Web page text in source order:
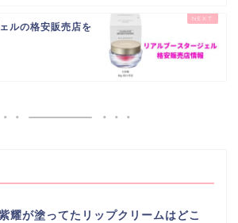
ルの格安販売店を
耀が塗ってたリップクリームはどこ